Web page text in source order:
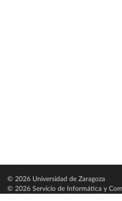
© 2026 Universidad de Zaragoza
© 2026 Servicio de Informática y